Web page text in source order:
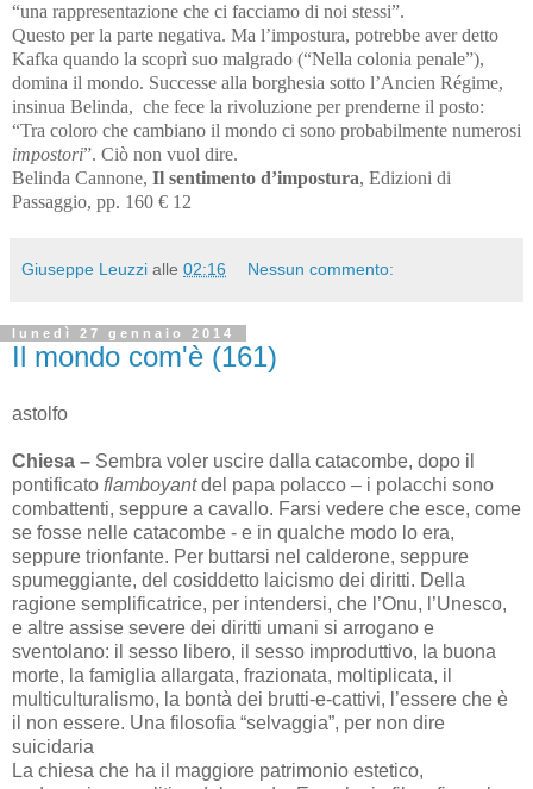
“una rappresentazione che ci facciamo di noi stessi”.
Questo per la parte negativa. Ma l’impostura, potrebbe aver detto
Kafka quando la scoprì suo malgrado (“Nella colonia penale”),
domina il mondo. Successe alla borghesia sotto l’Ancien Régime,
insinua Belinda, che fece la rivoluzione per prenderne il posto:
“Tra coloro che cambiano il mondo ci sono probabilmente numerosi
impostori”. Ciò non vuol dire.
Belinda Cannone, Il sentimento d’impostura, Edizioni di
Passaggio, pp. 160 € 12
Giuseppe Leuzzi alle 02:16 Nessun commento:
lunedì 27 gennaio 2014
Il mondo com'è (161)
astolfo
Chiesa – Sembra voler uscire dalla catacombe, dopo il
pontificato flamboyant del papa polacco – i polacchi sono
combattenti, seppure a cavallo. Farsi vedere che esce, come
se fosse nelle catacombe - e in qualche modo lo era,
seppure trionfante. Per buttarsi nel calderone, seppure
spumeggiante, del cosiddetto laicismo dei diritti. Della
ragione semplificatrice, per intendersi, che l’Onu, l’Unesco,
e altre assise severe dei diritti umani si arrogano e
sventolano: il sesso libero, il sesso improduttivo, la buona
morte, la famiglia allargata, frazionata, moltiplicata, il
multiculturalismo, la bontà dei brutti-e-cattivi, l’essere che è
il non essere. Una filosofia “selvaggia”, per non dire
suicidaria
La chiesa che ha il maggiore patrimonio estetico,